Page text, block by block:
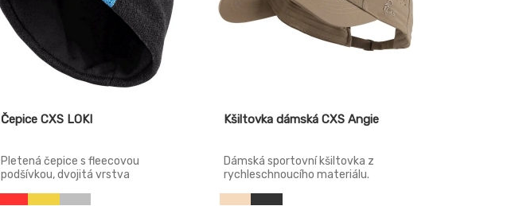
Čepice CXS LOKI
Pletená čepice s fleecovou
podšívkou, dvojitá vrstva
Kšiltovka dámská CXS Angie
Dámská sportovní kšiltovka z
rychleschnoucího materiálu.